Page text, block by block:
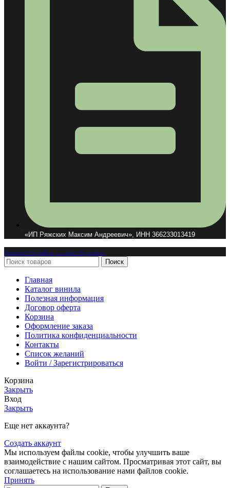
«ИП Ряжских Максим Андреевич», ИНН 366233013419
Разработка сайта — Level Up studio
Поиск
Главная
Каталог винила
Полезная информация
Договор оферта
Корзина
Оформление заказа
Политика конфиденциальности
Контакты
Список желаний
Войти / Зарегистрироваться
Корзина
Закрыть
Вход
Закрыть
Еще нет аккаунта?
Создать аккаунт
Мы используем файлы cookie, чтобы улучшить ваше
взаимодействие с нашим сайтом. Просматривая этот сайт, вы
соглашаетесь на использование нами файлов cookie.
Принять